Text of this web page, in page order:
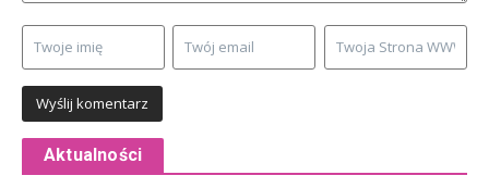
Aktualności